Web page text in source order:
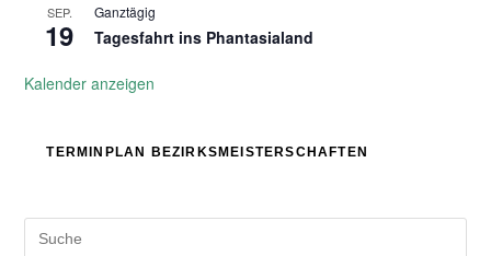
SEP.
19
Ganztägig
Tagesfahrt ins Phantasialand
Kalender anzeigen
TERMINPLAN BEZIRKSMEISTERSCHAFTEN